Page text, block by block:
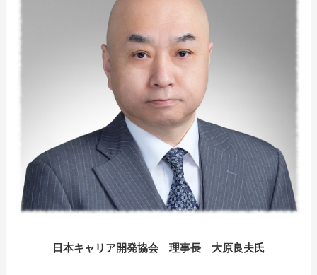
日本キャリア開発協会 理事長 大原良夫氏